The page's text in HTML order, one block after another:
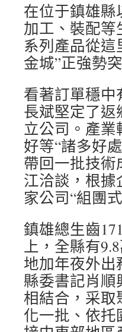
在位于鎮雄
加工、裝配
系列產品從
金城”正強勢
看著訂單穩
長斌堅定了返
立公司。產
好等“諸多好
帶回一批技術
江洽談，根據
家公司“組團
鎮雄總生齒
上，全縣有
地加年夜外
縣委書記肖順
相結合，采取
化一批、依